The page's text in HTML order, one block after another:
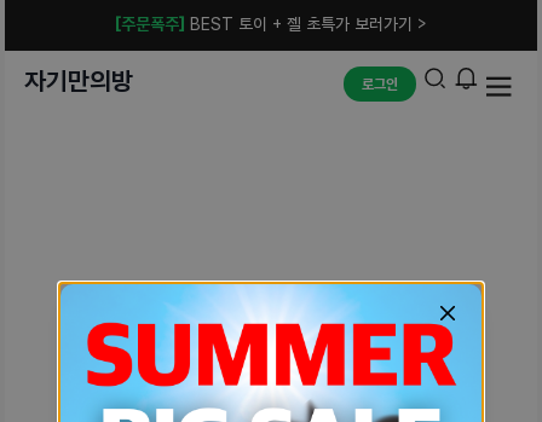
[주문폭주] BEST 토이 + 젤 초특가 보러가기 >
자기만의방 로그인
예상치 못한 에러입니다.